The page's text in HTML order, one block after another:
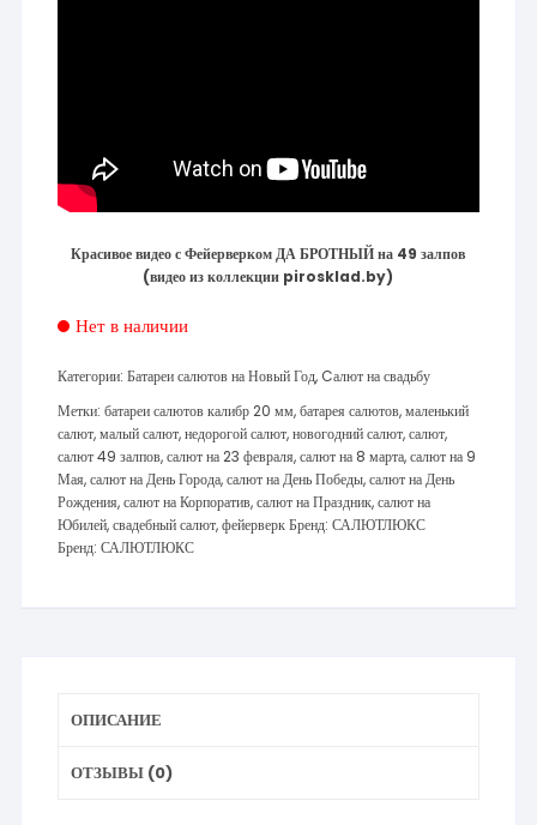
Красивое видео с Фейерверком ДА БРОТНЫЙ на 49 залпов
(видео из коллекции pirosklad.by)
Нет в наличии
Категории:Батареи салютов на Новый Год, Cалют на свадьбу
Метки:батареи салютов калибр 20 мм,батарея салютов,маленький
салют,малый салют,недорогой салют,новогодний салют,салют,
салют 49 залпов,салют на 23 февраля,салют на 8 марта,салют на 9
Мая,салют на День Города,салют на День Победы,салют на День
Рождения,салют на Корпоратив,салют на Праздник,салют на
Юбилей,свадебный салют,фейерверкБренд:САЛЮТЛЮКС
Бренд:САЛЮТЛЮКС
ОПИСАНИЕ
ОТЗЫВЫ (0)